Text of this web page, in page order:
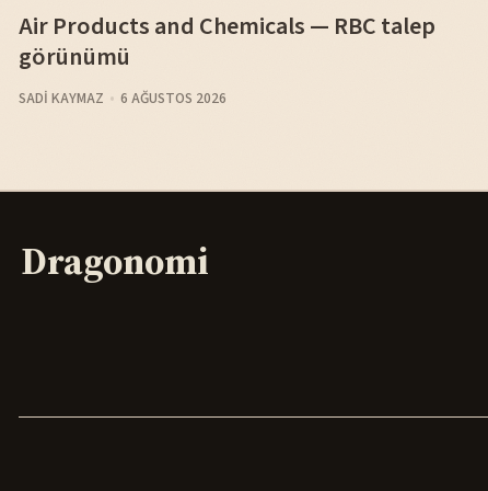
Air Products and Chemicals — RBC talep
görünümü
SADI KAYMAZ 6 AĞUSTOS 2026
Dragonomi